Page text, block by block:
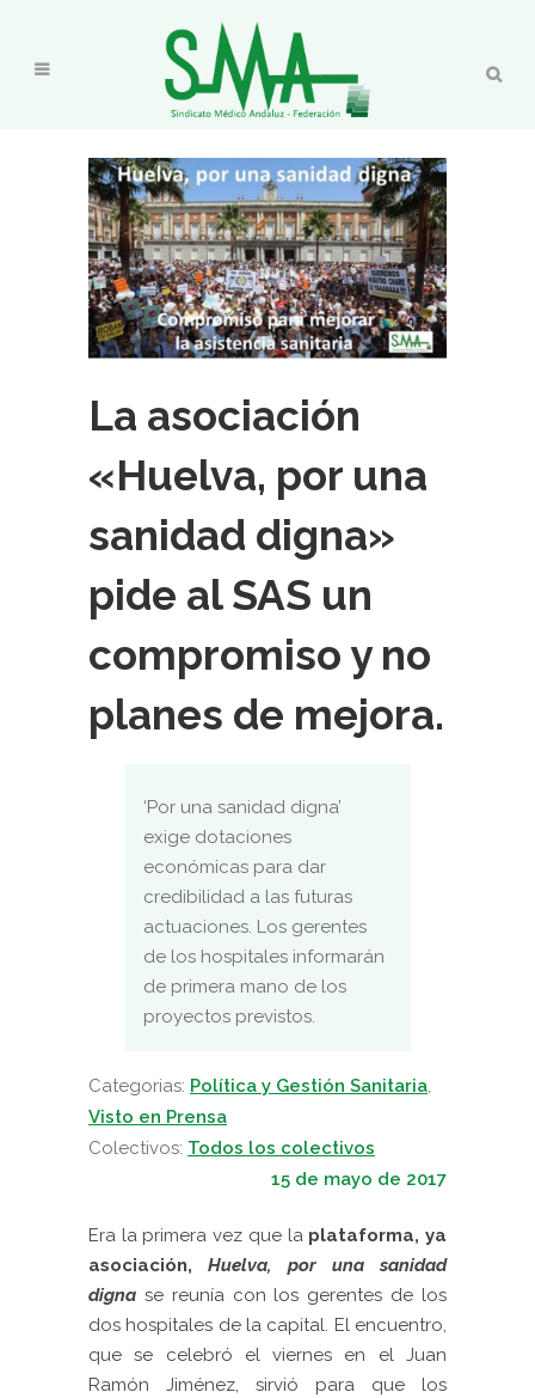
La asociación
«Huelva, por una
sanidad digna»
pide al SAS un
compromiso y no
planes de mejora.
‘Por una sanidad digna’
exige dotaciones
económicas para dar
credibilidad a las futuras
actuaciones. Los gerentes
de los hospitales informarán
de primera mano de los
proyectos previstos.
Categorias: Política y Gestión Sanitaria,
Visto en Prensa
Colectivos: Todos los colectivos
15 de mayo de 2017
Era la primera vez que laplataforma, ya
asociación,Huelva, por una sanidad
digna se reunía con los gerentes de los
dos hospitales de la capital. El encuentro,
que se celebró el viernes en el Juan
Ramón Jiménez, sirvió para que los